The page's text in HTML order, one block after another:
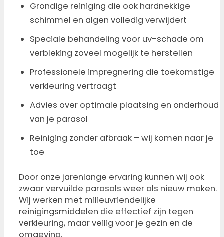
Grondige reiniging die ook hardnekkige
schimmel en algen volledig verwijdert
Speciale behandeling voor uv-schade om
verbleking zoveel mogelijk te herstellen
Professionele impregnering die toekomstige
verkleuring vertraagt
Advies over optimale plaatsing en onderhoud
van je parasol
Reiniging zonder afbraak – wij komen naar je
toe
Door onze jarenlange ervaring kunnen wij ook
zwaar vervuilde parasols weer als nieuw maken.
Wij werken met milieuvriendelijke
reinigingsmiddelen die effectief zijn tegen
verkleuring, maar veilig voor je gezin en de